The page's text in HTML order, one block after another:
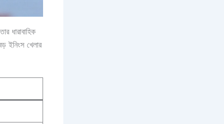
ধারাবাহিক
ইনিংস খেলার